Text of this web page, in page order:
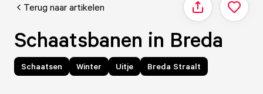
Terug naar artikelen Delen
Schaatsbanen in Breda
Schaatsen Winter Uitje Breda Straalt